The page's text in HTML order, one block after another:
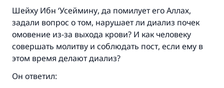
Шейху Ибн ‘Усеймину, да помилует его Аллах,
задали вопрос о том, нарушает ли диализ почек
омовение из-за выхода крови? И как человеку
совершать молитву и соблюдать пост, если ему в
этом время делают диализ?
Он ответил: